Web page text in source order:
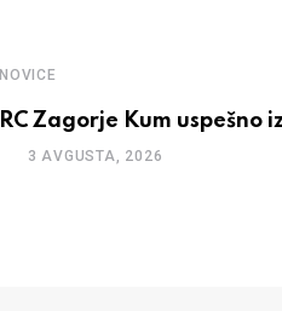
NOVICE
RC Zagorje Kum
3 AVGUSTA, 2026